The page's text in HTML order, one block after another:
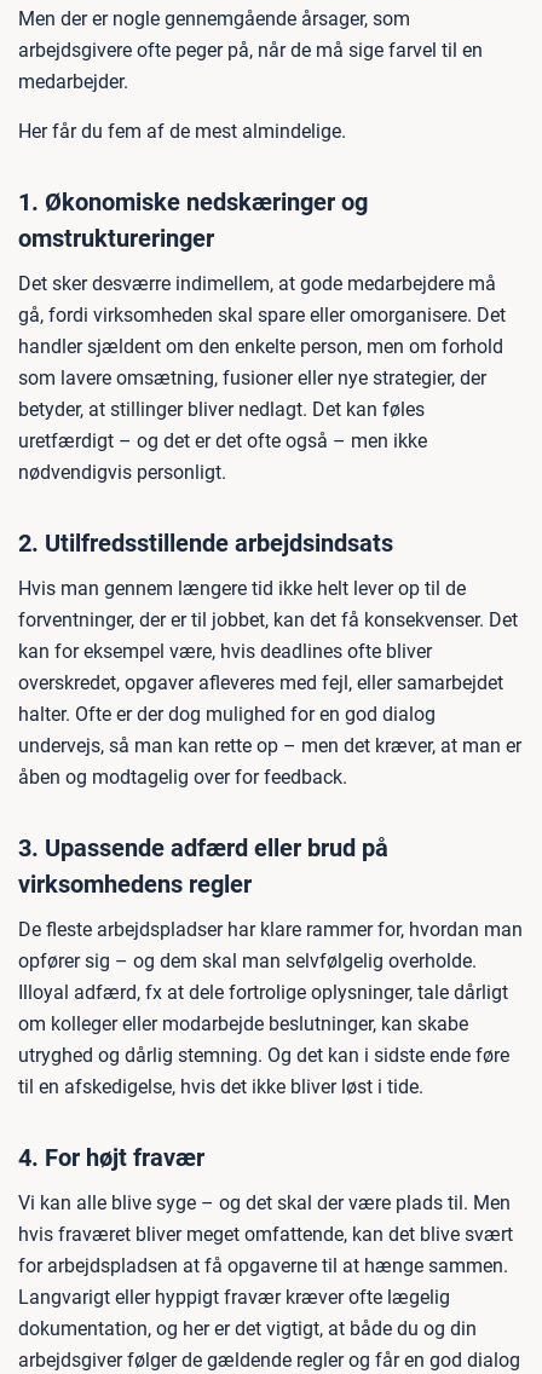
Men der er nogle gennemgående årsager, som
arbejdsgivere ofte peger på, når de må sige farvel til en
medarbejder.
Her får du fem af de mest almindelige.
1. Økonomiske nedskæringer og
omstruktureringer
Det sker desværre indimellem, at gode medarbejdere må
gå, fordi virksomheden skal spare eller omorganisere. Det
handler sjældent om den enkelte person, men om forhold
som lavere omsætning, fusioner eller nye strategier, der
betyder, at stillinger bliver nedlagt. Det kan føles
uretfærdigt – og det er det ofte også – men ikke
nødvendigvis personligt.
2. Utilfredsstillende arbejdsindsats
Hvis man gennem længere tid ikke helt lever op til de
forventninger, der er til jobbet, kan det få konsekvenser. Det
kan for eksempel være, hvis deadlines ofte bliver
overskredet, opgaver afleveres med fejl, eller samarbejdet
halter. Ofte er der dog mulighed for en god dialog
undervejs, så man kan rette op – men det kræver, at man er
åben og modtagelig over for feedback.
3. Upassende adfærd eller brud på
virksomhedens regler
De fleste arbejdspladser har klare rammer for, hvordan man
opfører sig – og dem skal man selvfølgelig overholde.
Illoyal adfærd, fx at dele fortrolige oplysninger, tale dårligt
om kolleger eller modarbejde beslutninger, kan skabe
utryghed og dårlig stemning. Og det kan i sidste ende føre
til en afskedigelse, hvis det ikke bliver løst i tide.
4. For højt fravær
Vi kan alle blive syge – og det skal der være plads til. Men
hvis fraværet bliver meget omfattende, kan det blive svært
for arbejdspladsen at få opgaverne til at hænge sammen.
Langvarigt eller hyppigt fravær kræver ofte lægelig
dokumentation, og her er det vigtigt, at både du og din
arbejdsgiver følger de gældende regler og får en god dialog